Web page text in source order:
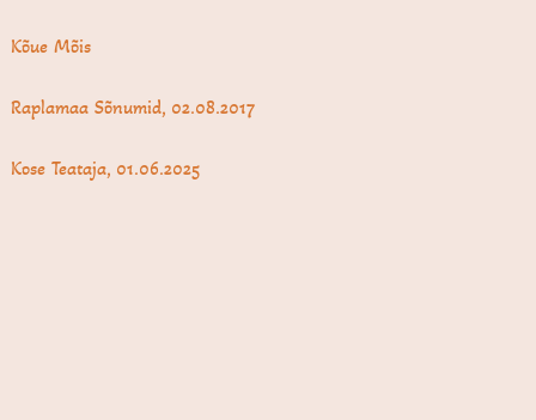
Kõue Mõis
Raplamaa Sõnumid, 02.08.2017
Kose Teataja, 01.06.2025